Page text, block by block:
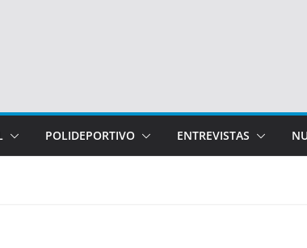
POLIDEPORTIVO ENTREVISTAS